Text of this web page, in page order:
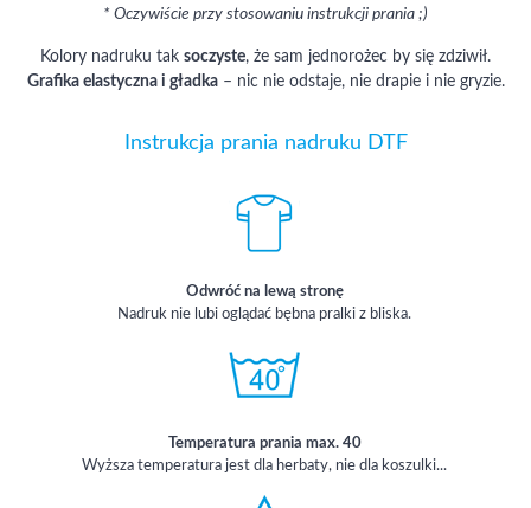
* Oczywiście przy stosowaniu instrukcji prania ;)
Kolory nadruku tak soczyste, że sam jednorożec by się zdziwił.
Grafika elastyczna i gładka– nic nie odstaje, nie drapie i nie gryzie.
Instrukcja prania nadruku DTF
Odwróć na lewą stronę
Nadruk nie lubi oglądać bębna pralki z bliska.
Temperatura prania max. 40
Wyższa temperatura jest dla herbaty, nie dla koszulki...